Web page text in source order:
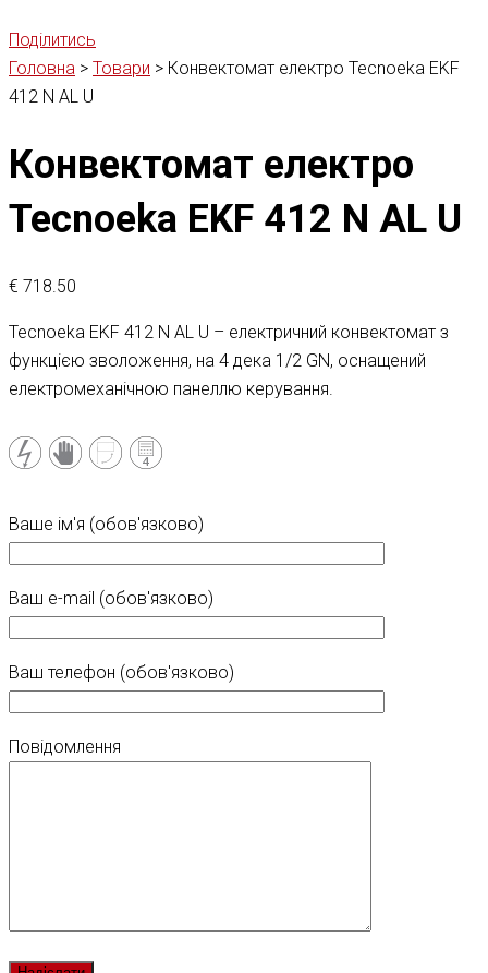
Поділитись
Головна > Товари > Конвектомат електро Tecnoeka EKF
412 N AL U
Конвектомат електро
Tecnoeka EKF 412 N AL U
€ 718.50
Tecnoeka EKF 412 N AL U – електричний конвектомат з
функцією зволоження, на 4 дека 1/2 GN, оснащений
електромеханічною панеллю керування.
Ваше ім'я (обов'язково)
Ваш e-mail (обов'язково)
Ваш телефон (обов'язково)
Повідомлення